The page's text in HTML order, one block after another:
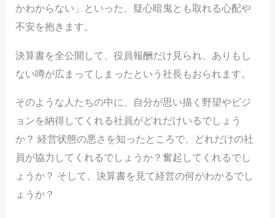
かわからない」といった、疑心暗鬼とも取れる心配や
不安を抱きます。
決算書を全公開して、役員報酬だけ見られ、ありもし
ない噂が広まってしまったという社長もおられます。
そのような人たちの中に、自分が思い描く野望やビジ
ョンを納得してくれる社員がどれだけいるでしょう
か？ 経営状態の悪さを知ったところで、どれだけの社
員が協力してくれるでしょうか？奮起してくれるでし
ょうか？ そして、決算書を見て経営の何がわかるでし
ょうか？